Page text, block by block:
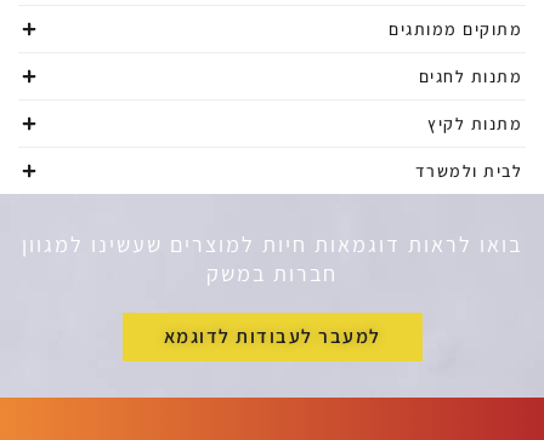
מתוקים ממותגים
מתנות לחגים
מתנות לקיץ
לבית ולמשרד
בואו לראות דוגמאות חיות למוצרים שעשינו למגוון
חברות במשק
למעבר לעבודות לדוגמא